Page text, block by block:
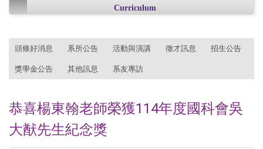
Curriculum
頭條好消息 系所公告 活動與演講 徵才訊息 招生公告
獎學金公告 其他訊息 系友專訪
恭喜楊東翰老師榮獲114年度國科會吳
大猷先生紀念獎